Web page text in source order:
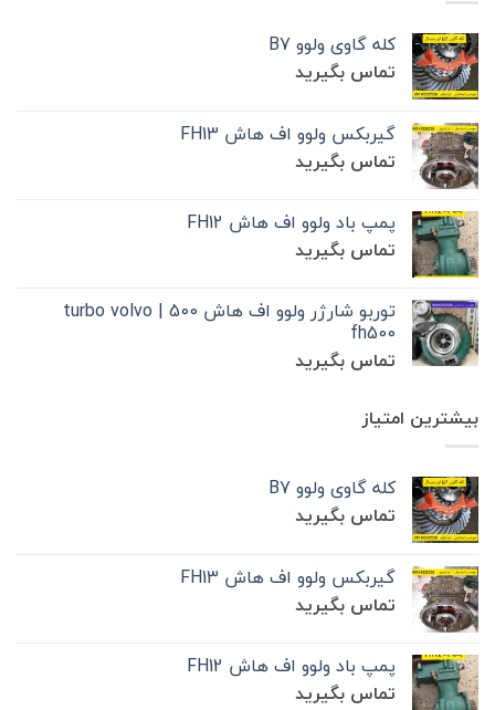
کله گاوی ولوو B7
تماس بگیرید
گیربکس ولوو اف هاش FH13
تماس بگیرید
پمپ باد ولوو اف هاش FH12
تماس بگیرید
توربو شارژر ولوو اف هاش 500 | turbo volvo
fh500
تماس بگیرید
بیشترین امتیاز
کله گاوی ولوو B7
تماس بگیرید
گیربکس ولوو اف هاش FH13
تماس بگیرید
پمپ باد ولوو اف هاش FH12
تماس بگیرید